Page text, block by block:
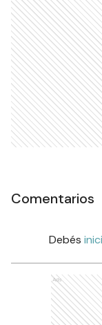
Comentarios
Debés
Ads